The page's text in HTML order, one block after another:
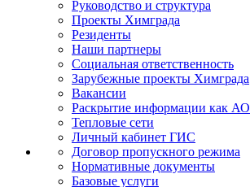
Руководство и структура
Проекты Химграда
Резиденты
Наши партнеры
Социальная ответственность
Зарубежные проекты Химграда
Вакансии
Раскрытие информации как АО
Тепловые сети
Личный кабинет ГИС
Договор пропускного режима
Нормативные документы
Базовые услуги